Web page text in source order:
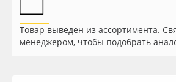
Доставка
Листовые материалы
Товар выведен из ассортимента.
менеджером, чтобы подобрать